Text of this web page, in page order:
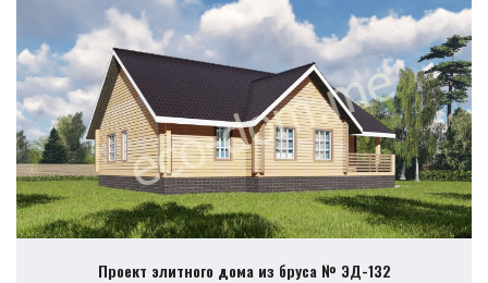
Проект элитного дома из бруса № ЭД-132